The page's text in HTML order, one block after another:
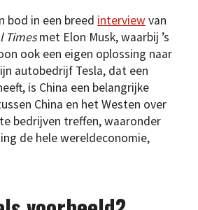
bod in een breed interview van
Timesmet Elon Musk, waarbij ’s
ook een eigen oplossing naar
autobedrijf Tesla, dat een
is China een belangrijke
China en het Westen over
bedrijven treffen, waaronder
de hele wereldeconomie,